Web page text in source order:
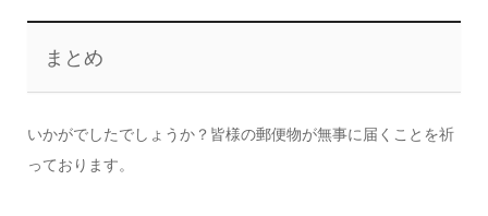
まとめ
いかがでしたでしょうか？皆様の郵便物が無事に届くことを祈
っております。